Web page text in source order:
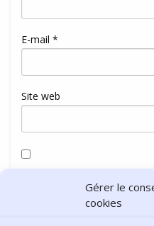
Gérer le
cookies
E-mail *
Site web
navigateur pour mon